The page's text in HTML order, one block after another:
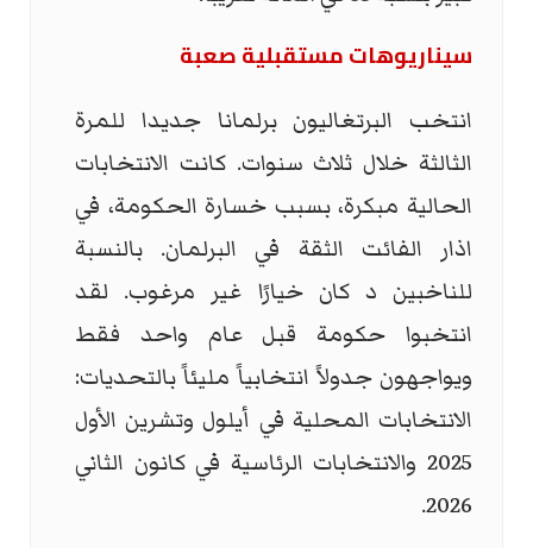
سيناريوهات مستقبلية صعبة
انتخب البرتغاليون برلمانا جديدا للمرة
الثالثة خلال ثلاث سنوات. كانت الانتخابات
الحالية مبكرة، بسبب خسارة الحكومة، في
اذار الفائت الثقة في البرلمان. بالنسبة
للناخبين د كان خيارًا غير مرغوب. لقد
انتخبوا حكومة قبل عام واحد فقط
ويواجهون جدولاً انتخابياً مليئاً بالتحديات:
الانتخابات المحلية في أيلول وتشرين الأول
2025 والانتخابات الرئاسية في كانون الثاني
2026.